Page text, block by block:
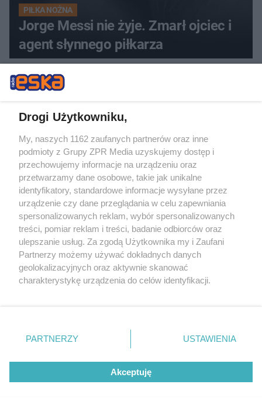
PIŁKA NOŻNA
Jorge Messi nie żyje. Zmarł ojciec i
agent słynnego piłkarza
ZOBACZ WIĘCEJ
Drogi Użytkowniku,
My, naszych 1162 zaufanych partnerów oraz inne
podmioty z Grupy ZPR Media uzyskujemy dostęp i
przechowujemy informacje na urządzeniu oraz
przetwarzamy dane osobowe, takie jak unikalne
identyfikatory, standardowe informacje wysyłane przez
urządzenie czy dane przeglądania w celu zapewniania
spersonalizowanych reklam, wybór spersonalizowanych
treści, pomiar reklam i treści, badanie odbiorców oraz
ulepszanie usług. Za zgodą Użytkownika my i Zaufani
Partnerzy możemy używać dokładnych danych
geolokalizacyjnych oraz aktywnie skanować
charakterystykę urządzenia do celów identyfikacji.
zmienić/wycofać klikając przycisk ustawień prywatności
znajdujący się w lewym dolnym rogu strony
rodzaje przetwarzania danych nie wymagają zgody
użytkownika, ale masz prawo sprzeciwić się takiemu
przetwarzaniu. Preferencje będą miały zastosowanie tylko
PARTNERZY USTAWIENIA
Akceptuję